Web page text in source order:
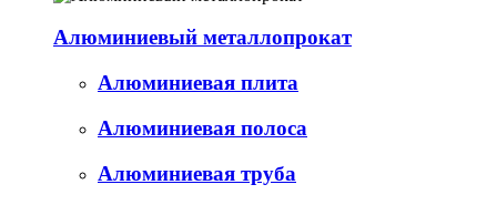
Алюминиевый металлопрокат
Алюминиевая плита
Алюминиевая полоса
Алюминиевая труба